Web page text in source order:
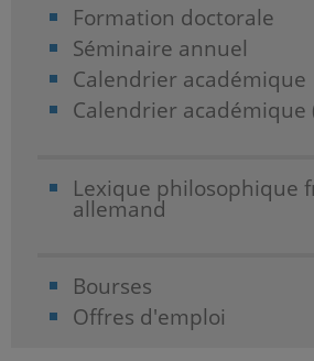
Formation doctorale
Séminaire annuel
Calendrier académique
Calendrier académique
Lexique philosophique
allemand
Bourses
Offres d'emploi